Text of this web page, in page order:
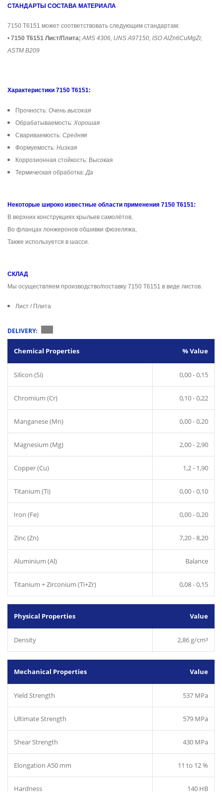
СТАНДАРТЫ СОСТАВА МАТЕРИАЛА
7150 T6151 может соответствовать следующим стандартам:
• 7150 T6151 Лист/Плита; AMS 4306, UNS A97150, ISO AlZn6CuMgZr,
ASTM B209
Характеристики 7150 T6151:
Прочность: Очень высокая
Обрабатываемость: Хорошая
Свариваемость: Средняя
Формуемость: Низкая
Коррозионная стойкость: Высокая
Термическая обработка:Да
Некоторые широко известные области применения 7150 T6151:
В верхних конструкциях крыльев самолётов,
Во фланцах лонжеронов обшивки фюзеляжа,
Также используется в шасси.
СКЛАД
Мы осуществляем производство/поставку 7150 T6151 в виде листов.
Лист / Плита
DELIVERY:
Chemical Properties % Value
Silicon (Si) 0,00 - 0,15
Chromium (Cr) 0,10 - 0,22
Manganese (Mn) 0,00 - 0,20
Magnesium (Mg) 2,00 - 2,90
Copper (Cu) 1,2 - 1,90
Titanium (Ti) 0,00 - 0,10
Iron (Fe) 0,00 - 0,20
Zinc (Zn) 7,20 - 8,20
Aluminium (Al) Balance
Titanium + Zirconium (Ti+Zr) 0,08 - 0,15
Physical Properties Value
Density 2,86 g/cm³
Mechanical Properties Value
Yield Strength 537 MPa
Ultimate Strength 579 MPa
Shear Strength 430 MPa
Elongation A50 mm 11 to 12 %
Hardness 140 HB